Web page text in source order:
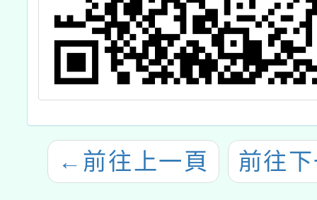
← 前往上一頁 前往